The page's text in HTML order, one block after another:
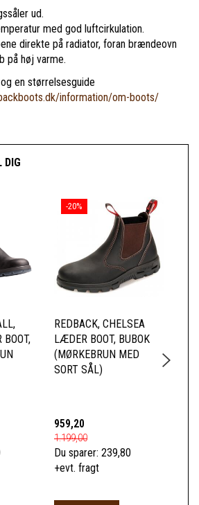
ud.
med god luftcirkulation.
direkte på radiator, foran brændeovn
på høj varme.
en størrelsesguide
information/om-boots/
DIG
-20%
REDBACK, CHELSEA
LÆDER BOOT, BUBOK
(MØRKEBRUN MED
SORT SÅL)
959,20
1.199,00
Du sparer: 239,80
+evt. fragt